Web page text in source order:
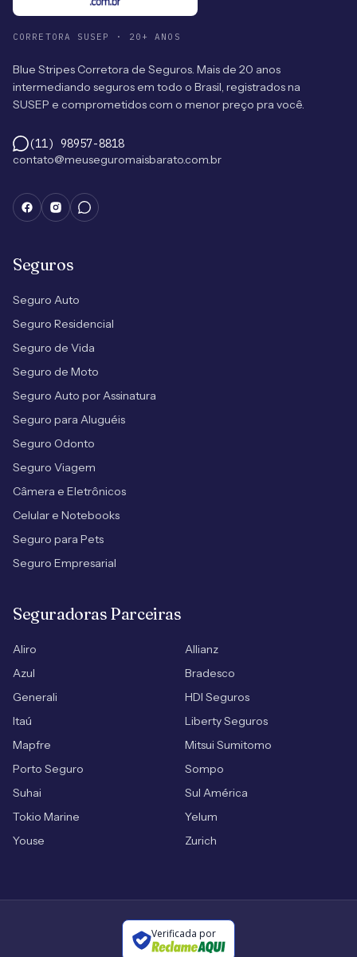
CORRETORA SUSEP · 20+ ANOS
Blue Stripes Corretora de Seguros. Mais de 20 anos
intermediando seguros em todo o Brasil, registrados na
SUSEP e comprometidos com o menor preço pra você.
(11) 98957-8818
contato@meuseguromaisbarato.com.br
Seguros
Seguro Auto
Seguro Residencial
Seguro de Vida
Seguro de Moto
Seguro Auto por Assinatura
Seguro para Aluguéis
Seguro Odonto
Seguro Viagem
Câmera e Eletrônicos
Celular e Notebooks
Seguro para Pets
Seguro Empresarial
Seguradoras Parceiras
Aliro
Allianz
Azul
Bradesco
Generali
HDI Seguros
Itaú
Liberty Seguros
Mapfre
Mitsui Sumitomo
Porto Seguro
Sompo
Suhai
Sul América
Tokio Marine
Yelum
Youse
Zurich
Verificada por